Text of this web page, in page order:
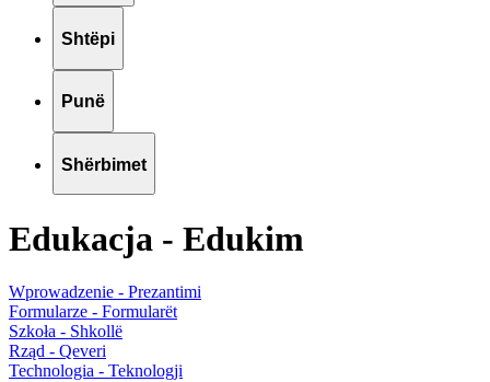
Shtëpi
Punë
Shërbimet
Edukacja - Edukim
Wprowadzenie - Prezantimi
Formularze - Formularët
Szkoła - Shkollë
Rząd - Qeveri
Technologia - Teknologji